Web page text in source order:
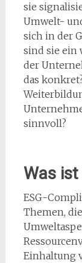
sie
Umwelt-
sich in der
sind sie ein
der
das
sinnvoll?
Was ist
ESG-
Themen,
Einhaltung